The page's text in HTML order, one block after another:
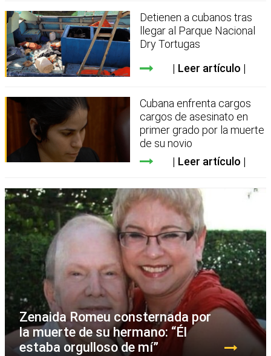
Detienen a cubanos tras
llegar al Parque Nacional
Dry Tortugas
Leer artículo
Cubana enfrenta cargos
cargos de asesinato en
primer grado por la muerte
de su novio
Leer artículo
Zenaida Romeu consternada por
la muerte de su hermano: “Él
estaba orgulloso de mí”